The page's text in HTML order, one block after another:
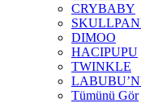
CRYBABY
DIMOO
HACIPUPU
TWINKLE
Tümünü Gör